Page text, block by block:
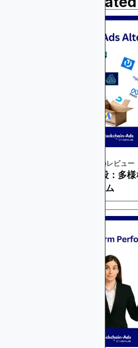
プラットフォームとツールのレビュー
Google広告の代替手段：多
要広告プラットフォーム